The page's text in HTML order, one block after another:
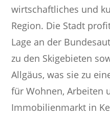
wirtschaftliches und
Region. Die Stadt
Lage an der
zu den Skigebieten
Allgäus, was sie zu
für Wohnen, Arbeiten
Immobilienmarkt in